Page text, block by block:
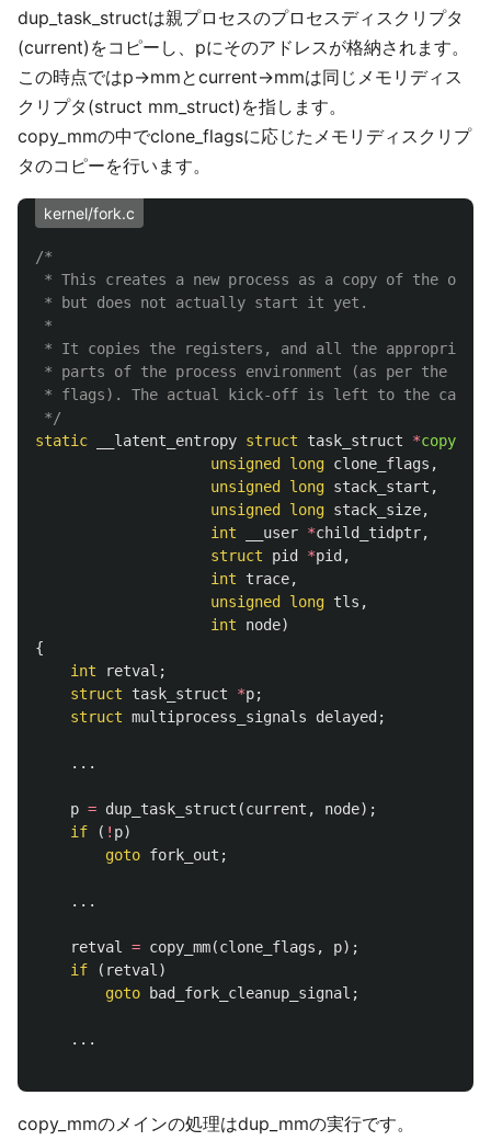
dup_task_structは親プロセスのプロセスディスクリプタ
(current)をコピーし、pにそのアドレスが格納されます。
この時点ではp->mmとcurrent->mmは同じメモリディス
クリプタ(struct mm_struct)を指します。
copy_mmの中でclone_flagsに応じたメモリディスクリプ
タのコピーを行います。
kernel/fork.c
/*
* This creates a new process as a copy of the old
* but does not actually start it yet.
*
* It copies the registers, and all the appropriate
* parts of the process environment (as per the
* flags). The actual kick-off is left to the
*/
static
__latent_entropy struct task_struct *
unsigned
long clone_flags ,
unsigned
long stack_start ,
unsigned
long stack_size,
int
__user *child_tidptr,
struct
pid *pid ,
int
trace,
unsigned
long tls ,
int
node)
{
int
retval ;
struct
task_struct *p;
struct multiprocess_signals delayed ;
...
p = dup_task_struct (current , node);
if
( ! p)
goto fork_out ;
...
retval = copy_mm(clone_flags , p);
if
( retval )
goto
bad_fork_cleanup_signal ;
...
copy_mmのメインの処理はdup_mmの実行です。